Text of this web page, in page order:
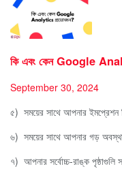
কি এবং কেন Google
September 30, 2024
৫) সময়ের সাথে আপনার ইমপ্রেশন
৬) সময়ের সাথে আপনার গড়
৭) আপনার সর্বোচ্চ-রাঙ্ক